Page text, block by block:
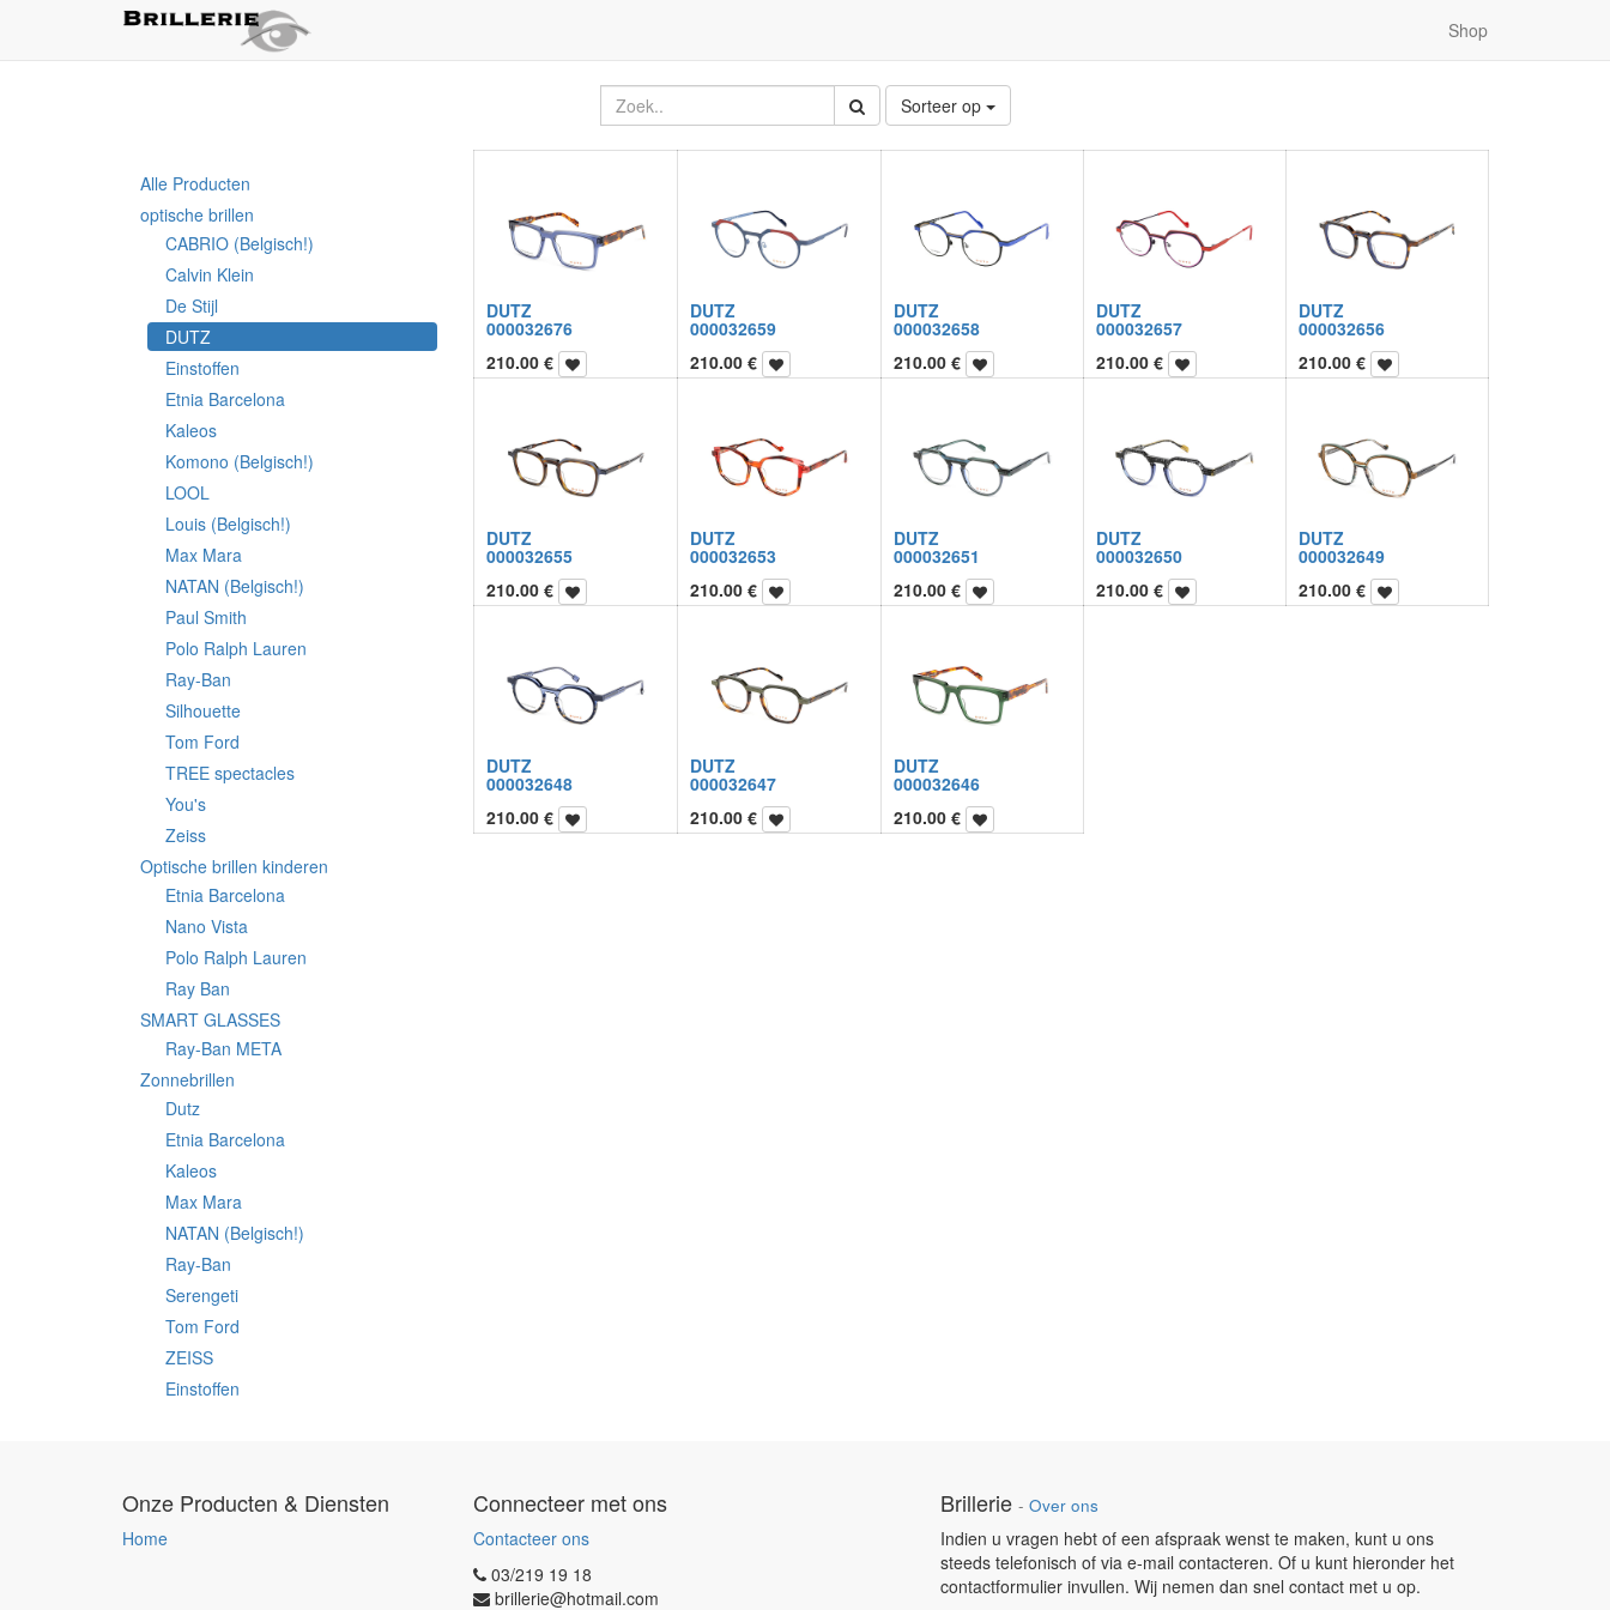
Shop
Sorteer op
Alle Producten
optische brillen
CABRIO (Belgisch!)
Calvin Klein
De Stijl
DUTZ
Einstoffen
Etnia Barcelona
Kaleos
Komono (Belgisch!)
LOOL
Louis (Belgisch!)
Max Mara
NATAN (Belgisch!)
Paul Smith
Polo Ralph Lauren
Ray-Ban
Silhouette
Tom Ford
TREE spectacles
You's
Zeiss
Optische brillen kinderen
Etnia Barcelona
Nano Vista
Polo Ralph Lauren
Ray Ban
SMART GLASSES
Ray-Ban META
Zonnebrillen
Dutz
Etnia Barcelona
Kaleos
Max Mara
NATAN (Belgisch!)
Ray-Ban
Serengeti
Tom Ford
ZEISS
Einstoffen
DUTZ
000032676
210.00€
DUTZ
000032659
210.00€
DUTZ
000032658
210.00€
DUTZ
000032657
210.00€
DUTZ
000032656
210.00€
DUTZ
000032655
210.00€
DUTZ
000032653
210.00€
DUTZ
000032651
210.00€
DUTZ
000032650
210.00€
DUTZ
000032649
210.00€
DUTZ
000032648
210.00€
DUTZ
000032647
210.00€
DUTZ
000032646
210.00€
Onze Producten & Diensten
Home
Connecteer met ons
Contacteer ons
03/219 19 18
brillerie@hotmail.com
Brillerie - Over ons
Indien u vragen hebt of een afspraak wenst te maken, kunt u ons
steeds telefonisch of via e-mail contacteren. Of u kunt hieronder het
contactformulier invullen. Wij nemen dan snel contact met u op.